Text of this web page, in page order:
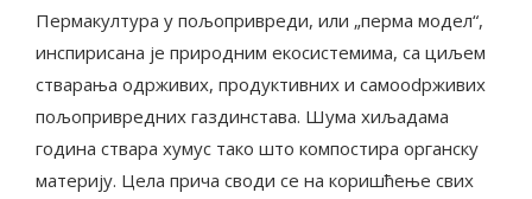
Пермакултура у пољопривреди, или „перма модел“,
инспирисана је природним екосистемима, са циљем
стварања одрживих, продуктивних и самoodрживих
пољопривредних газдинстава. Шума хиљадама
година ствара хумус тако што компостира органску
материју. Цела прича своди се на коришћење свих